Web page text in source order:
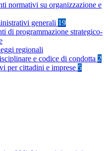
normativi su organizzazione e
generali 19
di programmazione strategico-
regionali
e codice di condotta 2
per cittadini e imprese 5